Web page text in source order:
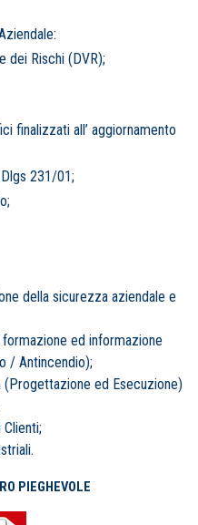
dei Rischi (DVR);
finalizzati all’ aggiornamento
231/01;
della sicurezza aziendale e
ed informazione
/ Antincendio);
ed Esecuzione)
PIEGHEVOLE